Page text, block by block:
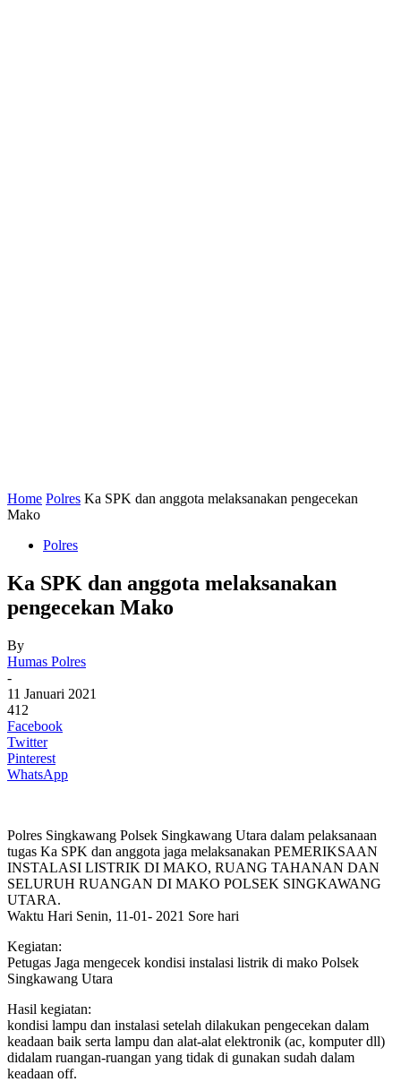
Home Polres Ka SPK dan anggota melaksanakan pengecekan
Mako
Polres
Ka SPK dan anggota melaksanakan
pengecekan Mako
By
Humas Polres
-
11 Januari 2021
412
Facebook
Twitter
Pinterest
WhatsApp
Polres Singkawang Polsek Singkawang Utara dalam pelaksanaan
tugas Ka SPK dan anggota jaga melaksanakan PEMERIKSAAN
INSTALASI LISTRIK DI MAKO, RUANG TAHANAN DAN
SELURUH RUANGAN DI MAKO POLSEK SINGKAWANG
UTARA.
Waktu Hari Senin, 11-01- 2021 Sore hari
Kegiatan:
Petugas Jaga mengecek kondisi instalasi listrik di mako Polsek
Singkawang Utara
Hasil kegiatan:
kondisi lampu dan instalasi setelah dilakukan pengecekan dalam
keadaan baik serta lampu dan alat-alat elektronik (ac, komputer dll)
didalam ruangan-ruangan yang tidak di gunakan sudah dalam
keadaan off.